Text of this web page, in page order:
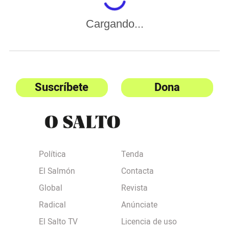
Cargando...
Suscríbete Dona
Política
El Salmón
Global
Radical
El Salto TV
Tenda
Contacta
Revista
Anúnciate
Licencia de uso